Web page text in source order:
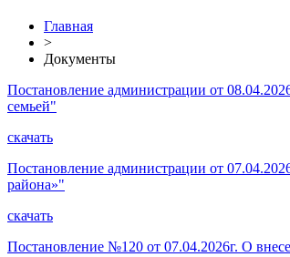
Главная
>
Документы
Постановление администрации от
семьей"
скачать
Постановление администрации от
района»"
скачать
Постановление №120 от 07.04.2026г. О